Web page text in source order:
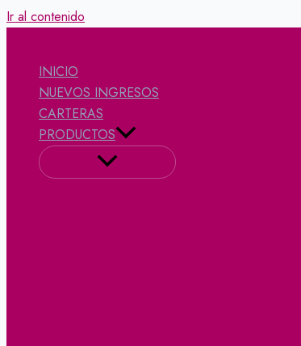
Ir al contenido
INICIO
NUEVOS INGRESOS
CARTERAS
PRODUCTOS